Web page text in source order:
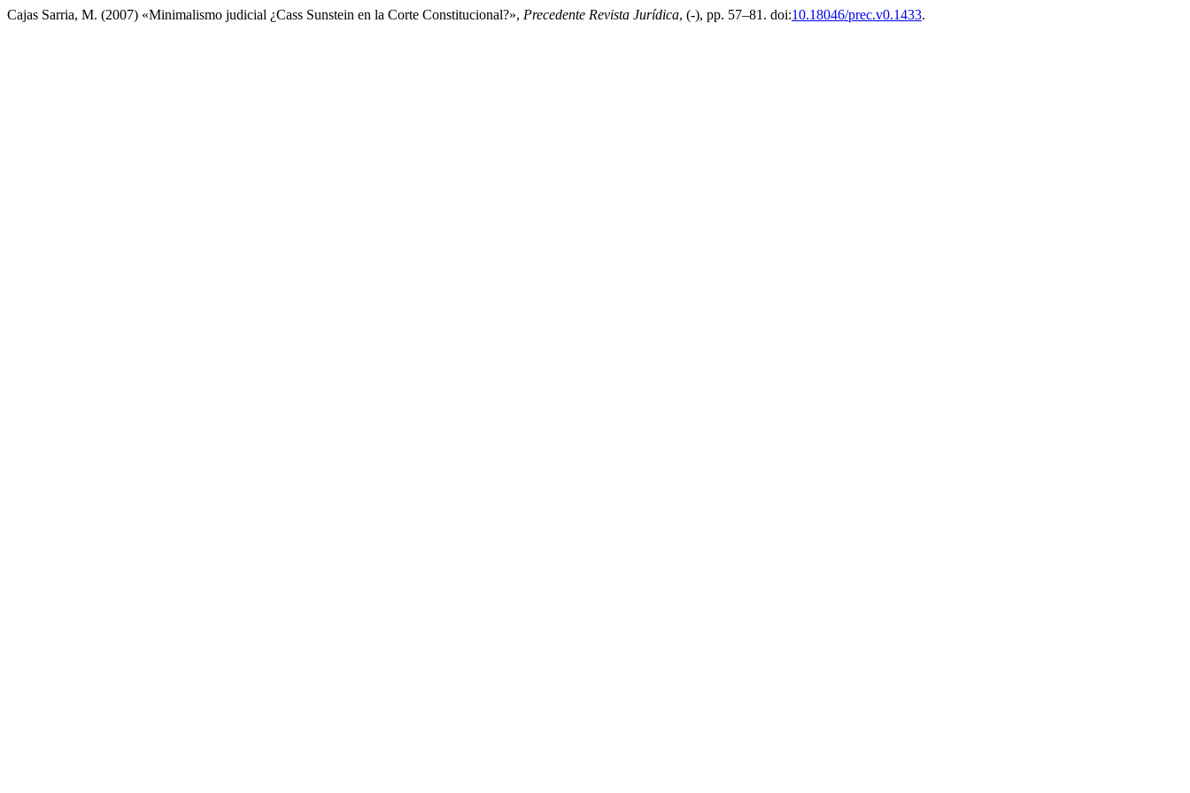
Cajas Sarria, M. (2007) «Minimalismo judicial ¿Cass Sunstein en la Corte Constitucional?», Precedente Revista Jurídica, (-), pp. 57–81. doi:10.18046/prec.v0.1433.